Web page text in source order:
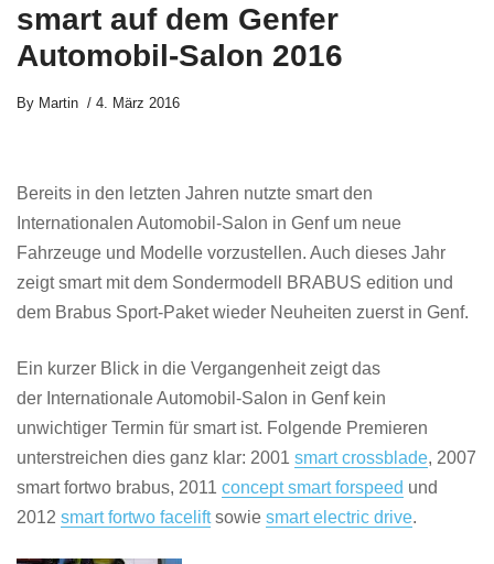
smart auf dem Genfer
Automobil-Salon 2016
By Martin 4. März 2016
Bereits in den letzten Jahren nutzte smart den
Internationalen Automobil-Salon in Genf um neue
Fahrzeuge und Modelle vorzustellen. Auch dieses Jahr
zeigt smart mit dem Sondermodell BRABUS edition und
dem Brabus Sport-Paket wieder Neuheiten zuerst in Genf.
Ein kurzer Blick in die Vergangenheit zeigt das
der Internationale Automobil-Salon in Genf kein
unwichtiger Termin für smart ist. Folgende Premieren
unterstreichen dies ganz klar: 2001 smart crossblade, 2007
smart fortwo brabus, 2011 concept smart forspeed und
2012 smart fortwo faceliftsowie smart electric drive.